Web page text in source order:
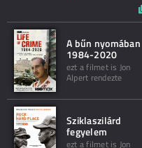
A bűn nyomában
1984-2020
ezt a filmet is Jon
Alpert rendezte
Sziklaszilárd
fegyelem
ezt a filmet is Jon